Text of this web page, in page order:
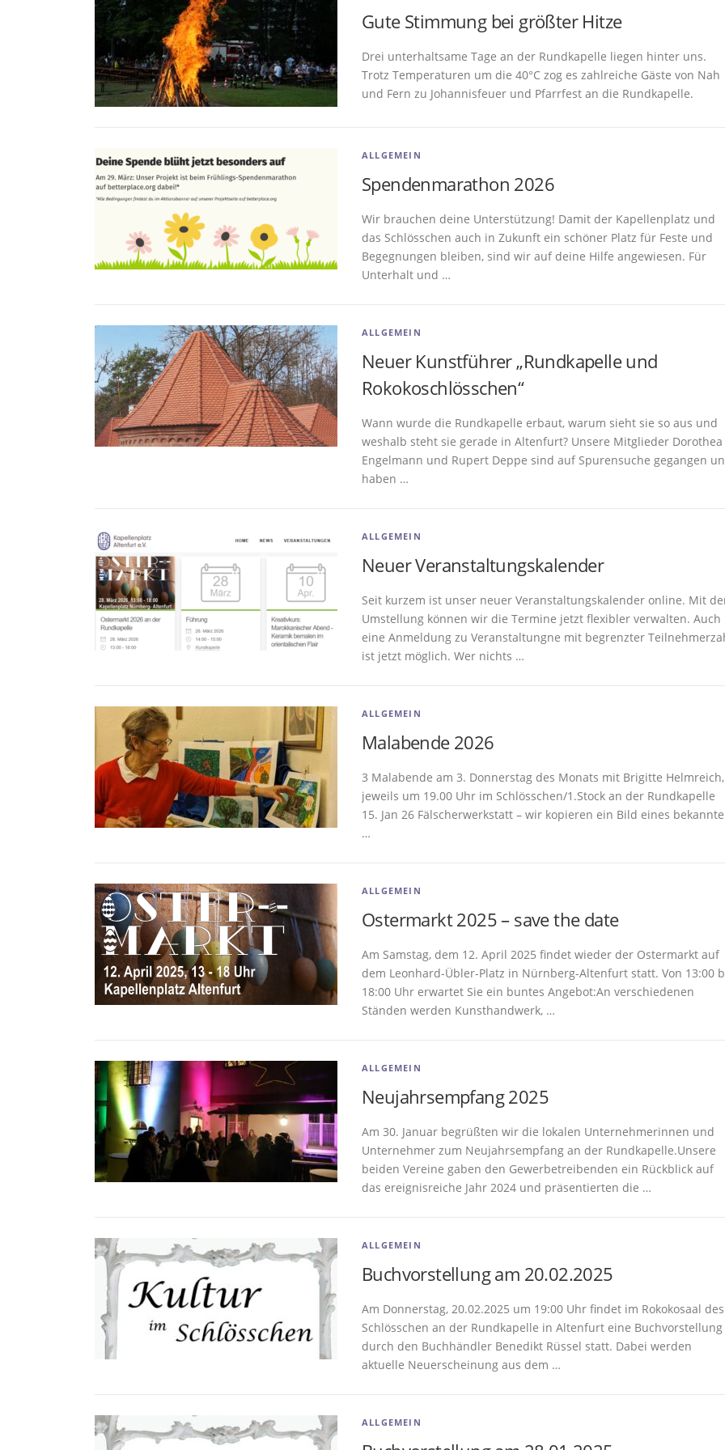
Gute Stimmung bei größter Hitze
Drei unterhaltsame Tage an der Rundkapelle liegen hinter uns.
Trotz Temperaturen um die 40°C zog es zahlreiche Gäste von Nah
und Fern zu Johannisfeuer und Pfarrfest an die Rundkapelle.
ALLGEMEIN
Spendenmarathon 2026
Wir brauchen deine Unterstützung! Damit der Kapellenplatz und
das Schlösschen auch in Zukunft ein schöner Platz für Feste und
Begegnungen bleiben, sind wir auf deine Hilfe angewiesen. Für
Unterhalt und …
ALLGEMEIN
Neuer Kunstführer „Rundkapelle und
Rokokoschlösschen“
Wann wurde die Rundkapelle erbaut, warum sieht sie so aus und
weshalb steht sie gerade in Altenfurt? Unsere Mitglieder Dorothea
Engelmann und Rupert Deppe sind auf Spurensuche gegangen
haben …
ALLGEMEIN
Neuer Veranstaltungskalender
Seit kurzem ist unser neuer Veranstaltungskalender online. Mit
Umstellung können wir die Termine jetzt flexibler verwalten. Auch
eine Anmeldung zu Veranstaltungne mit begrenzter
ist jetzt möglich. Wer nichts …
ALLGEMEIN
Malabende 2026
3 Malabende am 3. Donnerstag des Monats mit Brigitte Helmreich,
jeweils um 19.00 Uhr im Schlösschen/1.Stock an der Rundkapelle
15. Jan 26 Fälscherwerkstatt – wir kopieren ein Bild eines
…
ALLGEMEIN
Ostermarkt 2025 – save the date
Am Samstag, dem 12. April 2025 findet wieder der Ostermarkt auf
dem Leonhard-Übler-Platz in Nürnberg-Altenfurt statt. Von 13:00
18:00 Uhr erwartet Sie ein buntes Angebot:An verschiedenen
Ständen werden Kunsthandwerk, …
ALLGEMEIN
Neujahrsempfang 2025
Am 30. Januar begrüßten wir die lokalen Unternehmerinnen und
Unternehmer zum Neujahrsempfang an der Rundkapelle.Unsere
beiden Vereine gaben den Gewerbetreibenden ein Rückblick auf
das ereignisreiche Jahr 2024 und präsentierten die …
ALLGEMEIN
Buchvorstellung am 20.02.2025
Am Donnerstag, 20.02.2025 um 19:00 Uhr findet im Rokokosaal des
Schlösschen an der Rundkapelle in Altenfurt eine Buchvorstellung
durch den Buchhändler Benedikt Rüssel statt. Dabei werden
aktuelle Neuerscheinung aus dem …
ALLGEMEIN